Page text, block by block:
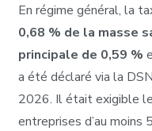
En régime général, la
0,68 % de la masse
principale de 0,59 %
a été déclaré via la
2026. Il était exigible le
entreprises d’au moins